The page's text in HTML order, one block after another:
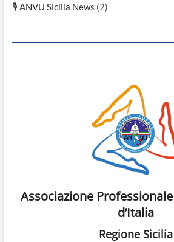
🎙 ANVU Sicilia News (2)
Associazione
d’Italia
Regione Sicilia